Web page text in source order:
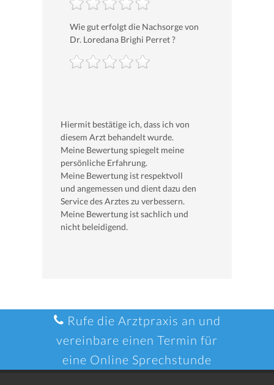
Wie gut erfolgt die Nachsorge von
Dr. Loredana Brighi Perret ?
Hiermit bestätige ich, dass ich von
diesem Arzt behandelt wurde.
Meine Bewertung spiegelt meine
persönliche Erfahrung.
Meine Bewertung ist respektvoll
und angemessen und dient dazu den
Service des Arztes zu verbessern.
Meine Bewertung ist sachlich und
nicht beleidigend.
Rufe die Arztpraxis an und
vereinbare einen Termin für
eine Online Sprechstunde